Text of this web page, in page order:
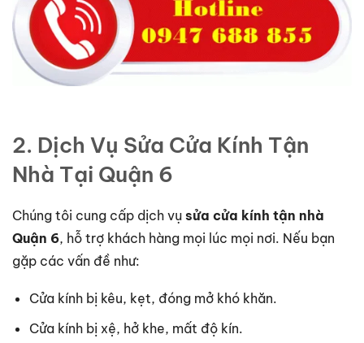
2. Dịch Vụ Sửa Cửa Kính Tận
Nhà Tại Quận 6
Chúng tôi cung cấp dịch vụ sửa cửa kính tận nhà
Quận 6, hỗ trợ khách hàng mọi lúc mọi nơi. Nếu bạn
gặp các vấn đề như:
Cửa kính bị kêu, kẹt, đóng mở khó khăn.
Cửa kính bị xệ, hở khe, mất độ kín.